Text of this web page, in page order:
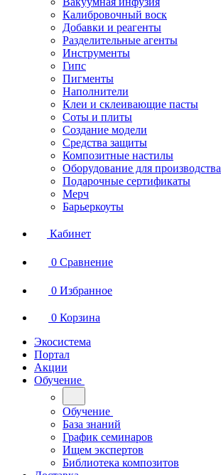
Калибровочный воск
Добавки и реагенты
Разделительные агенты
Инструменты
Гипс
Пигменты
Наполнители
Клеи и склеивающие пасты
Соты и плиты
Создание модели
Средства защиты
Композитные настилы
Оборудование для производства
Подарочные сертификаты
Мерч
Барьеркоуты
Кабинет
0 Сравнение
0 Избранное
0 Корзина
Экосистема
Портал
Акции
Обучение
Обучение
База знаний
График семинаров
Ищем экспертов
Библиотека композитов